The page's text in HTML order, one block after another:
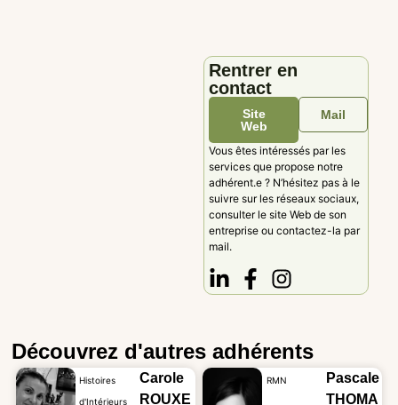
Rentrer en
contact
Site
Web
Mail
Vous êtes intéressés par les
services que propose notre
adhérent.e ? N’hésitez pas à le
suivre sur les réseaux sociaux,
consulter le site Web de son
entreprise ou contactez-la par
mail.
Découvrez d'autres adhérents
Histoires
d'Intérieurs
Carole
ROUXE
RMN
Pascale
THOMA